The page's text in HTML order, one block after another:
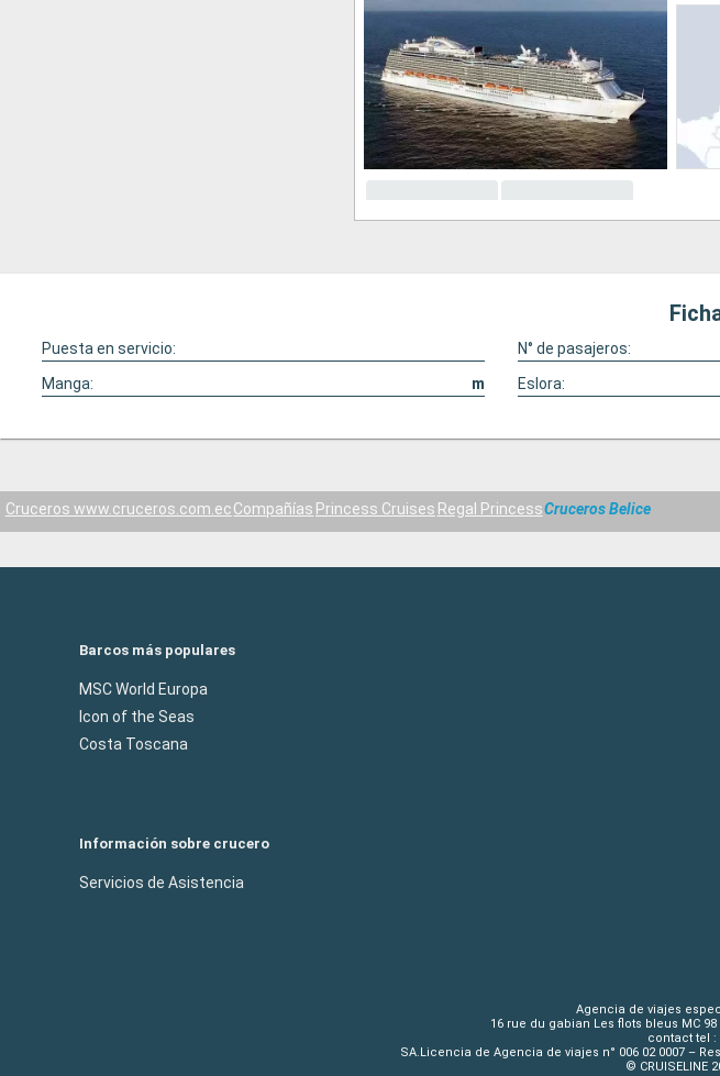
Puesta en servicio: N° de pasajeros:
Manga:
m Eslora:
Cruceros www.cruceros.com.ecCompañías Princess Cruises Regal PrincessCruceros Belice
Barcos más populares
MSC World Europa
Icon of the Seas
Costa Toscana
Información sobre crucero
Servicios de Asistencia
Agencia de viajes
16 rue du gabian Les flots bleus MC
contact tel :
SA.Licencia de Agencia de viajes n° 006 02 0007 –
© CRUISELINE